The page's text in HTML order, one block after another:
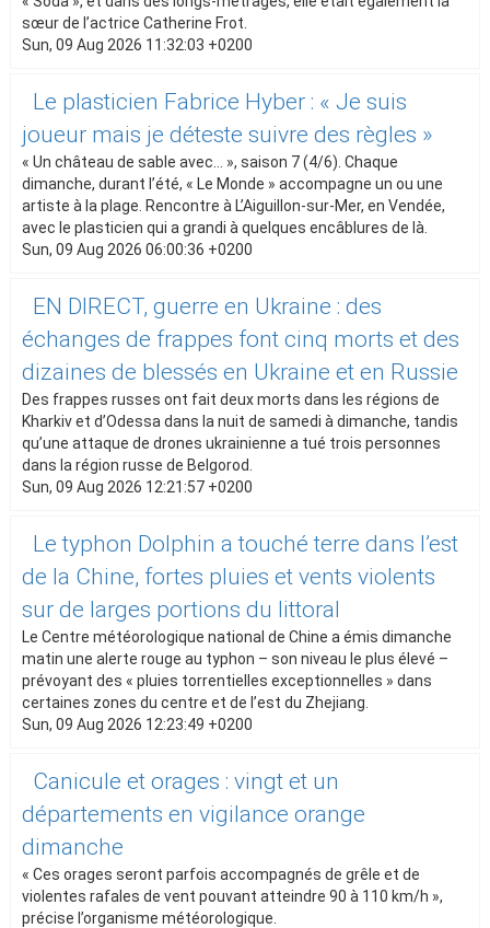
sœur de l’actrice Catherine Frot.
Sun, 09 Aug 2026 11:32:03 +0200
Le plasticien Fabrice Hyber : « Je suis
joueur mais je déteste suivre des règles »
« Un château de sable avec… », saison 7 (4/6). Chaque
dimanche, durant l’été, « Le Monde » accompagne un ou une
artiste à la plage. Rencontre à L’Aiguillon-sur-Mer, en Vendée,
avec le plasticien qui a grandi à quelques encâblures de là.
Sun, 09 Aug 2026 06:00:36 +0200
EN DIRECT, guerre en Ukraine : des
échanges de frappes font cinq morts et des
dizaines de blessés en Ukraine et en Russie
Des frappes russes ont fait deux morts dans les régions de
Kharkiv et d’Odessa dans la nuit de samedi à dimanche, tandis
qu’une attaque de drones ukrainienne a tué trois personnes
dans la région russe de Belgorod.
Sun, 09 Aug 2026 12:21:57 +0200
Le typhon Dolphin a touché terre dans l’est
de la Chine, fortes pluies et vents violents
sur de larges portions du littoral
Le Centre météorologique national de Chine a émis dimanche
matin une alerte rouge au typhon – son niveau le plus élevé –
prévoyant des « pluies torrentielles exceptionnelles » dans
certaines zones du centre et de l’est du Zhejiang.
Sun, 09 Aug 2026 12:23:49 +0200
Canicule et orages : vingt et un
départements en vigilance orange
dimanche
« Ces orages seront parfois accompagnés de grêle et de
violentes rafales de vent pouvant atteindre 90 à 110 km/h »,
précise l’organisme météorologique.